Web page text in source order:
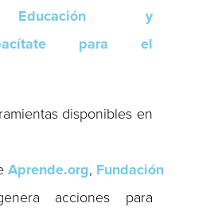
Educación y
para el
disponibles en
Aprende.org, Fundación
acciones para